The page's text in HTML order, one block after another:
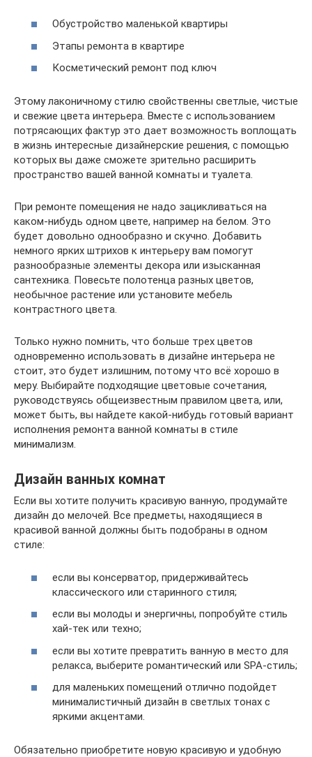
Обустройство маленькой квартиры
Этапы ремонта в квартире
Косметический ремонт под ключ
Этому лаконичному стилю свойственны светлые, чистые
и свежие цвета интерьера. Вместе с использованием
потрясающих фактур это дает возможность воплощать
в жизнь интересные дизайнерские решения, с помощью
которых вы даже сможете зрительно расширить
пространство вашей ванной комнаты и туалета.
При ремонте помещения не надо зацикливаться на
каком-нибудь одном цвете, например на белом. Это
будет довольно однообразно и скучно. Добавить
немного ярких штрихов к интерьеру вам помогут
разнообразные элементы декора или изысканная
сантехника. Повесьте полотенца разных цветов,
необычное растение или установите мебель
контрастного цвета.
Только нужно помнить, что больше трех цветов
одновременно использовать в дизайне интерьера не
стоит, это будет излишним, потому что всё хорошо в
меру. Выбирайте подходящие цветовые сочетания,
руководствуясь общеизвестным правилом цвета, или,
может быть, вы найдете какой-нибудь готовый вариант
исполнения ремонта ванной комнаты в стиле
минимализм.
Дизайн ванных комнат
Если вы хотите получить красивую ванную, продумайте
дизайн до мелочей. Все предметы, находящиеся в
красивой ванной должны быть подобраны в одном
стиле:
если вы консерватор, придерживайтесь
классического или старинного стиля;
если вы молоды и энергичны, попробуйте стиль
хай-тек или техно;
если вы хотите превратить ванную в место для
релакса, выберите романтический или SPA-стиль;
для маленьких помещений отлично подойдет
минималистичный дизайн в светлых тонах с
яркими акцентами.
Обязательно приобретите новую красивую и удобную